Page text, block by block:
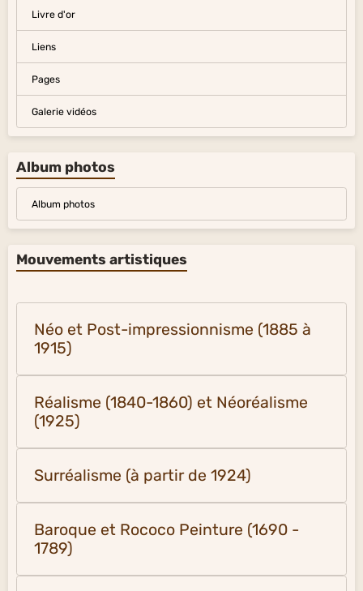
Livre d'or
Liens
Pages
Galerie vidéos
Album photos
Album photos
Mouvements artistiques
Néo et Post-impressionnisme (1885 à
1915)
Réalisme (1840-1860) et Néoréalisme
(1925)
Surréalisme (à partir de 1924)
Baroque et Rococo Peinture (1690 -
1789)